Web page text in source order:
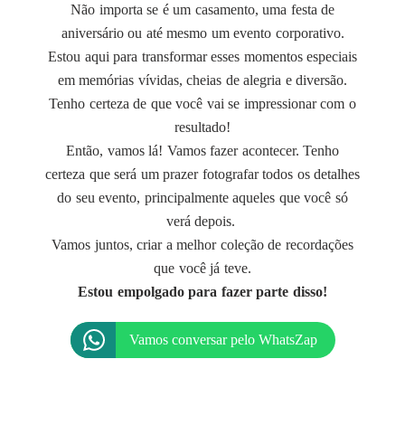
Não importa se é um casamento, uma festa de
aniversário ou até mesmo um evento corporativo.
Estou aqui para transformar esses momentos especiais
em memórias vívidas, cheias de alegria e diversão.
Tenho certeza de que você vai se impressionar com o
resultado!
Então, vamos lá! Vamos fazer acontecer. Tenho
certeza que será um prazer fotografar todos os detalhes
do seu evento, principalmente aqueles que você só
verá depois.
Vamos juntos, criar a melhor coleção de recordações
que você já teve.
Estou empolgado para fazer parte disso!
Vamos conversar pelo WhatsZap